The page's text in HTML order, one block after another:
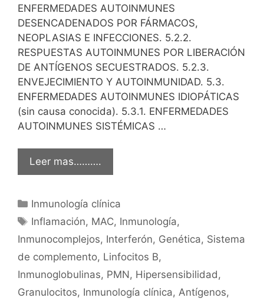
ENFERMEDADES AUTOINMUNES
DESENCADENADOS POR FÁRMACOS,
NEOPLASIAS E INFECCIONES. 5.2.2.
RESPUESTAS AUTOINMUNES POR LIBERACIÓN
DE ANTÍGENOS SECUESTRADOS. 5.2.3.
ENVEJECIMIENTO Y AUTOINMUNIDAD. 5.3.
ENFERMEDADES AUTOINMUNES IDIOPÁTICAS
(sin causa conocida). 5.3.1. ENFERMEDADES
AUTOINMUNES SISTÉMICAS …
Leer mas……….
Categorías
Inmunología clínica
Etiquetas
Inflamación, MAC, Inmunología,
Inmunocomplejos, Interferón, Genética, Sistema
de complemento, Linfocitos B,
Inmunoglobulinas, PMN, Hipersensibilidad,
Granulocitos, Inmunología clínica, Antígenos,